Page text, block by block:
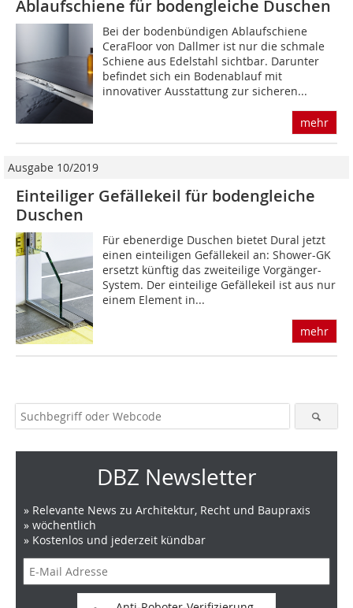
Ablaufschiene für bodengleiche Duschen
Bei der bodenbündigen Ablaufschiene
CeraFloor von Dallmer ist nur die schmale
Schiene aus Edelstahl sichtbar. Darunter
befindet sich ein Bodenablauf mit
innovativer Ausstattung zur sicheren...
mehr
Ausgabe 10/2019
Einteiliger Gefällekeil für bodengleiche
Duschen
Für ebenerdige Duschen bietet Dural jetzt
einen einteiligen Gefällekeil an: Shower-GK
ersetzt künftig das zweiteilige Vorgänger-
System. Der einteilige Gefällekeil ist aus nur
einem Element in...
mehr
DBZ Newsletter
» Relevante News zu Architektur, Recht und Baupraxis
» wöchentlich
» Kostenlos und jederzeit kündbar